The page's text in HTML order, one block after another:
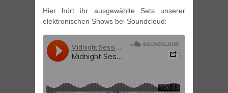
Hier hört ihr ausgewählte Sets unserer
elektronischen Shows bei Soundcloud: